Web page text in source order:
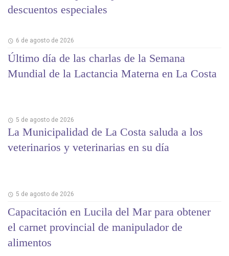
descuentos especiales
6 de agosto de 2026
Último día de las charlas de la Semana
Mundial de la Lactancia Materna en La Costa
5 de agosto de 2026
La Municipalidad de La Costa saluda a los
veterinarios y veterinarias en su día
5 de agosto de 2026
Capacitación en Lucila del Mar para obtener
el carnet provincial de manipulador de
alimentos